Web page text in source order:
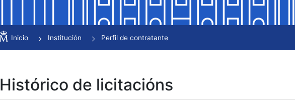
Mostrar/Ocultar
Inicio Institución Perfil de contratante
Histórico de licitacións